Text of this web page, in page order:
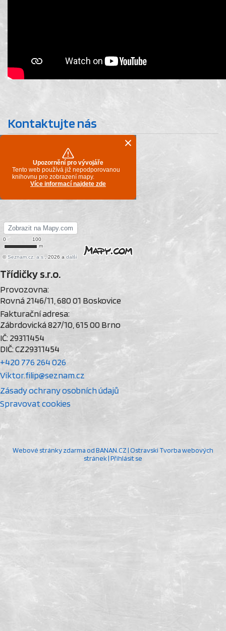
Kontaktujte nás
Třídičky s.r.o.
Provozovna:
Rovná 2146/11, 680 01 Boskovice
Fakturační adresa:
Zábrdovická 827/10, 615 00 Brno
IČ: 29311454
DIČ: CZ29311454
+420 776 264 026
Viktor.filip@seznam.cz
Zásady ochrany osobních údajů
Spravovat cookies
Webové stránky zdarmaodBANAN.CZ|Ostravski Tvorba webových
stránek|Přihlásit se